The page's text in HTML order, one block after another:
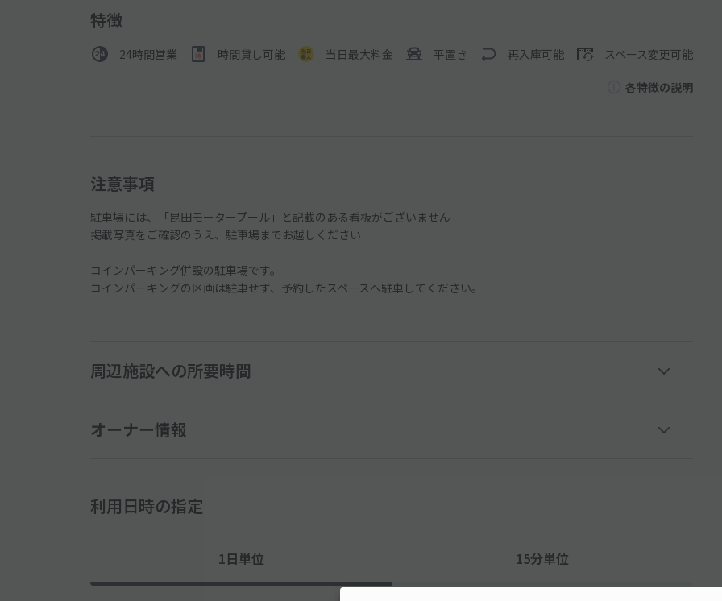
特徴
24時間営業 時間貸し可能 当日最大料金 平置き 再入庫可能 スペース変更可能
各特徴の説明
注意事項
駐車場には、「昆田モータープール」と記載のある看板がございません
掲載写真をご確認のうえ、駐車場までお越しください
コインパーキング併設の駐車場です。
コインパーキングの区画は駐車せず、予約したスペースへ駐車してください。
周辺施設への所要時間
オーナー情報
利用日時の指定
1日単位 15分単位